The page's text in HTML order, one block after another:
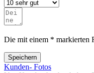
Die mit einem * markierten
Speichern
Kunden- Fotos